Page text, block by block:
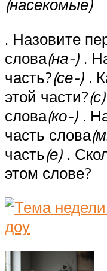
(насекомые)
. Назовите
слова(на-) .
часть?(се-) .
этой части?(с)
слова(ко-) .
часть слова
часть(е) .
этом слове?